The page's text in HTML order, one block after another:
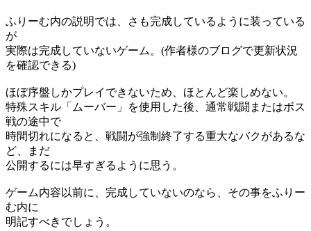
ふりーむ内の説明では、さも完成しているように装っている
が
実際は完成していないゲーム。(作者様のブログで更新状況
を確認できる)
ほぼ序盤しかプレイできないため、ほとんど楽しめない。
特殊スキル「ムーバー」を使用した後、通常戦闘またはボス
戦の途中で
時間切れになると、戦闘が強制終了する重大なバクがあるな
ど、まだ
公開するには早すぎるように思う。
ゲーム内容以前に、完成していないのなら、その事をふりー
む内に
明記すべきでしょう。